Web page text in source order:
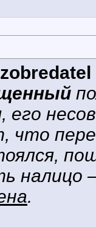
, его
что
налицо
.